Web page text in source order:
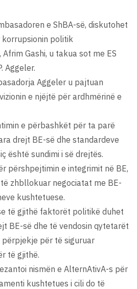
e ShBA-së, diskutohet
korrupsionin politik
Gashi, u takua sot me ES
Aggeler.
Aggeler u pajtuan
e njëjtë për ardhmërinë e
e përbashkët për ta parë
drejt BE-së dhe standardeve
është sundimi i së drejtës.
përshpejtimin e integrimit në BE,
zhbllokuar negociatat me BE-
kushtetuese.
të gjithë faktorët politikë duhet
BE-së dhe të vendosin qytetarët
përpjekje për të siguruar
të gjithë.
nismën e AlternAtivA-s për
kushtetues i cili do të